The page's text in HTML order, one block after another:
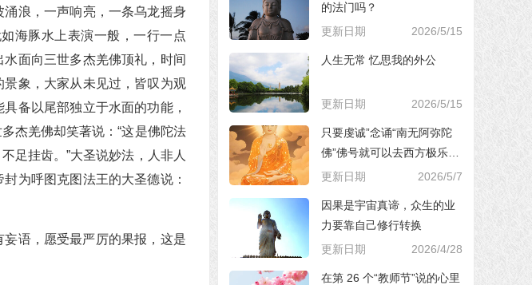
浪，一声响亮，一条乌龙摇身
海豚水上表演一般，一行一点
面向三世多杰羌佛顶礼，时间
象，大家从未见过，皆叹为观
备以尾部独立于水面的功能，
杰羌佛却笑著说：“这是佛陀法
足挂齿。”大圣说妙法，人非人
为呼图克图法王的大圣德说：
语，愿受最严厉的果报，这是
的法门吗？
更新日期
2026/5/15
人生无常 忆思我的外公
更新日期 2026/5/15
只要虔诚”念诵“南无阿弥陀
佛”佛号就可以去西方极乐世
界，对吗？
更新日期 2026/5/7
因果是宇宙真谛，众生的业
力要靠自己修行转换
更新日期
2026/4/28
在第 26 个“教师节”说的心里